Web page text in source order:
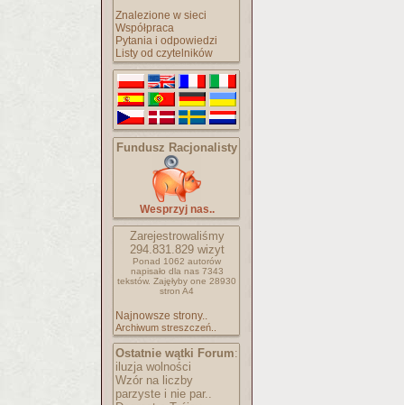
Znalezione w sieci
Współpraca
Pytania i odpowiedzi
Listy od czytelników
Fundusz Racjonalisty
Wesprzyj nas..
Zarejestrowaliśmy
294.831.829wizyt
Ponad 1062 autorów
napisało dla nas 7343
tekstów. Zajęłyby one 28930
stron A4
Najnowsze strony..
Archiwum streszczeń..
Ostatnie wątki Forum:
iluzja wolności
Wzór na liczby
parzyste i nie par..